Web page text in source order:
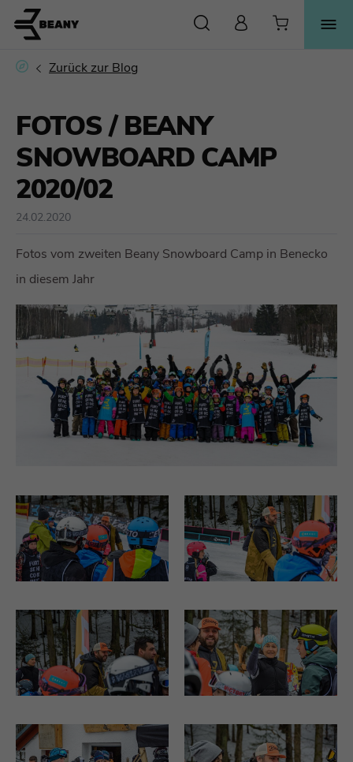
SUCHE
FOTOS / BEANY
SNOWBOARD CAMP
2020/02
24.02.2020
Fotos vom zweiten Beany Snowboard Camp in Benecko
in diesem Jahr